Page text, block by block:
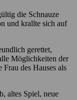
die Schnauze
und krallte sich auf
gerettet,
Möglichkeiten der
des Hauses als
altes Spiel, neue